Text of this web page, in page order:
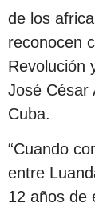
de los
reconocen
Revolución
José César
Cuba.
“Cuando
entre
12 años de